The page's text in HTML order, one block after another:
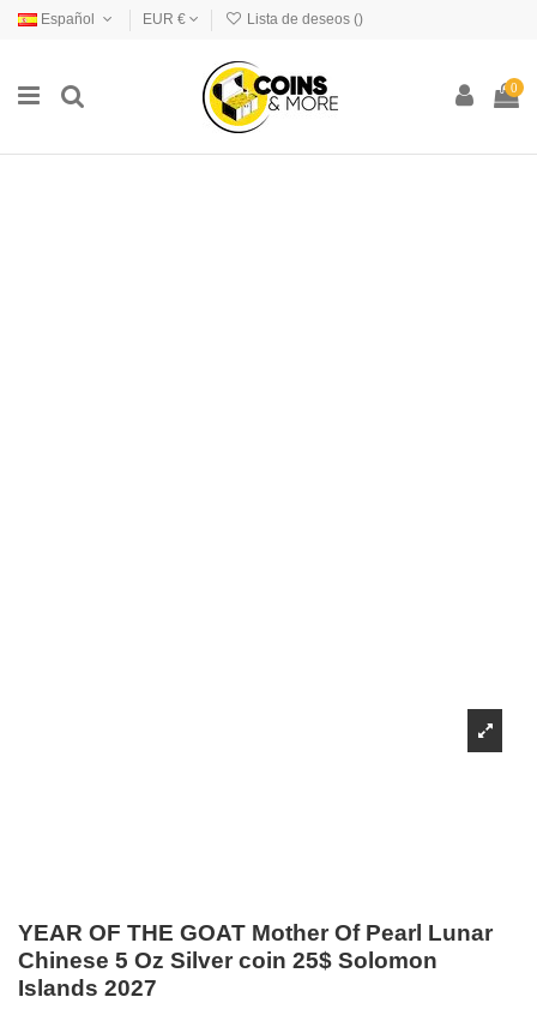
Español EUR € Lista de deseos ()
0
YEAR OF THE GOAT Mother Of Pearl Lunar
Chinese 5 Oz Silver coin 25$ Solomon
Islands 2027